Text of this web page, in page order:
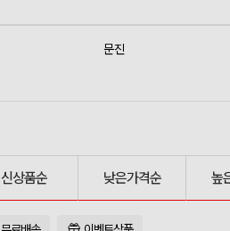
문진
신상품순 낮은가격순 높